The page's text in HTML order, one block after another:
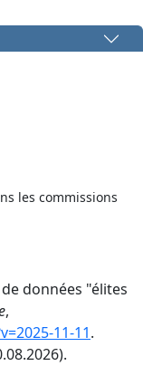
les commissions
données "élites
,
11-11.